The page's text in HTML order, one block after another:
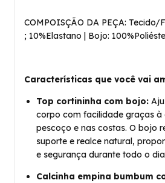
COMPOISÇÃO DA PEÇA:
; 10%Elastano | Bojo:
Características que você vai
Top cortininha com bojo:
corpo com facilidade graças à
pescoço e nas costas. O bojo
suporte e realce natural,
e segurança durante todo o
Calcinha empina bumbum